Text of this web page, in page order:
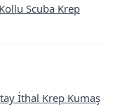
Scuba Krep
İthal Krep Kumaş